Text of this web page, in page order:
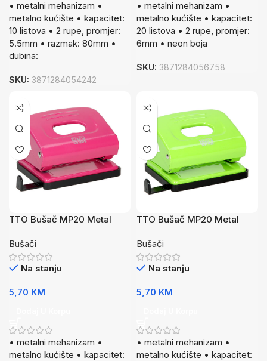
• metalni mehanizam •
metalno kućište • kapacitet:
10 listova • 2 rupe, promjer:
5.5mm • razmak: 80mm •
dubina:
SKU: 3871284054242
• metalni mehanizam •
metalno kućište • kapacitet:
20 listova • 2 rupe, promjer:
6mm • neon boja
SKU: 3871284056758
TTO Bušač MP20 Metal
Bušači
Na stanju
5,70 KM
• metalni mehanizam •
metalno kućište • kapacitet:
TTO Bušač MP20 Metal
Bušači
Na stanju
5,70 KM
• metalni mehanizam •
metalno kućište • kapacitet: